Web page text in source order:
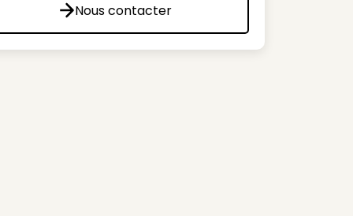
Nous contacter
Nous contacter